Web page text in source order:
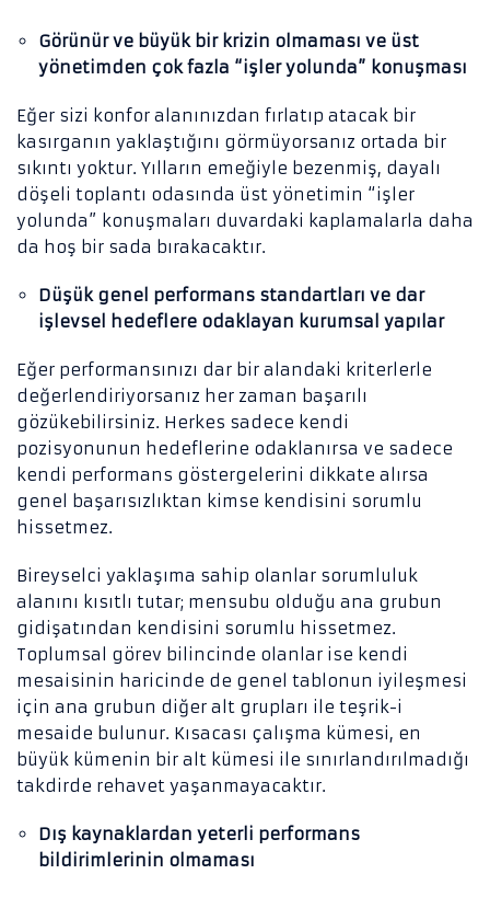
Görünür ve büyük bir krizin olmaması ve üst
yönetimden çok fazla “işler yolunda” konuşması
Eğer sizi konfor alanınızdan fırlatıp atacak bir
kasırganın yaklaştığını görmüyorsanız ortada bir
sıkıntı yoktur. Yılların emeğiyle bezenmiş, dayalı
döşeli toplantı odasında üst yönetimin “işler
yolunda” konuşmaları duvardaki kaplamalarla daha
da hoş bir sada bırakacaktır.
Düşük genel performans standartları ve dar
işlevsel hedeflere odaklayan kurumsal yapılar
Eğer performansınızı dar bir alandaki kriterlerle
değerlendiriyorsanız her zaman başarılı
gözükebilirsiniz. Herkes sadece kendi
pozisyonunun hedeflerine odaklanırsa ve sadece
kendi performans göstergelerini dikkate alırsa
genel başarısızlıktan kimse kendisini sorumlu
hissetmez.
Bireyselci yaklaşıma sahip olanlar sorumluluk
alanını kısıtlı tutar; mensubu olduğu ana grubun
gidişatından kendisini sorumlu hissetmez.
Toplumsal görev bilincinde olanlar ise kendi
mesaisinin haricinde de genel tablonun iyileşmesi
için ana grubun diğer alt grupları ile teşrik-i
mesaide bulunur. Kısacası çalışma kümesi, en
büyük kümenin bir alt kümesi ile sınırlandırılmadığı
takdirde rehavet yaşanmayacaktır.
Dış kaynaklardan yeterli performans
bildirimlerinin olmaması